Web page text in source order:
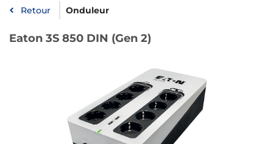
Retour Onduleur
Eaton 3S 850 DIN (Gen 2)